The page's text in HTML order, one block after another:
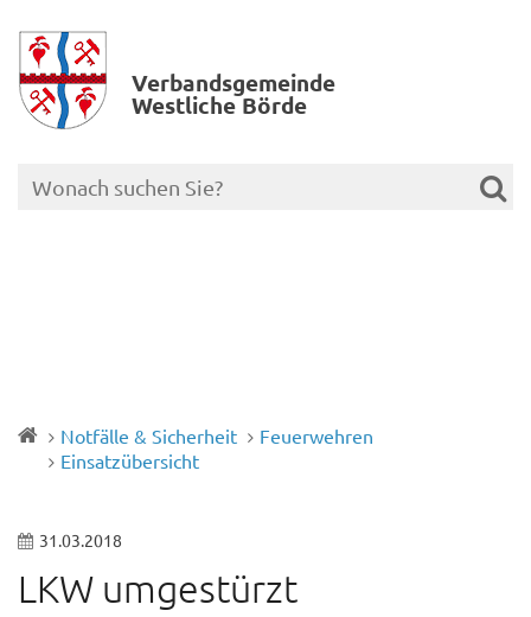
Verbands­gemeinde
Westliche Börde
Notfälle & Sicherheit
Feuerwehren
Einsatzübersicht
31.03.2018
LKW umgestürzt